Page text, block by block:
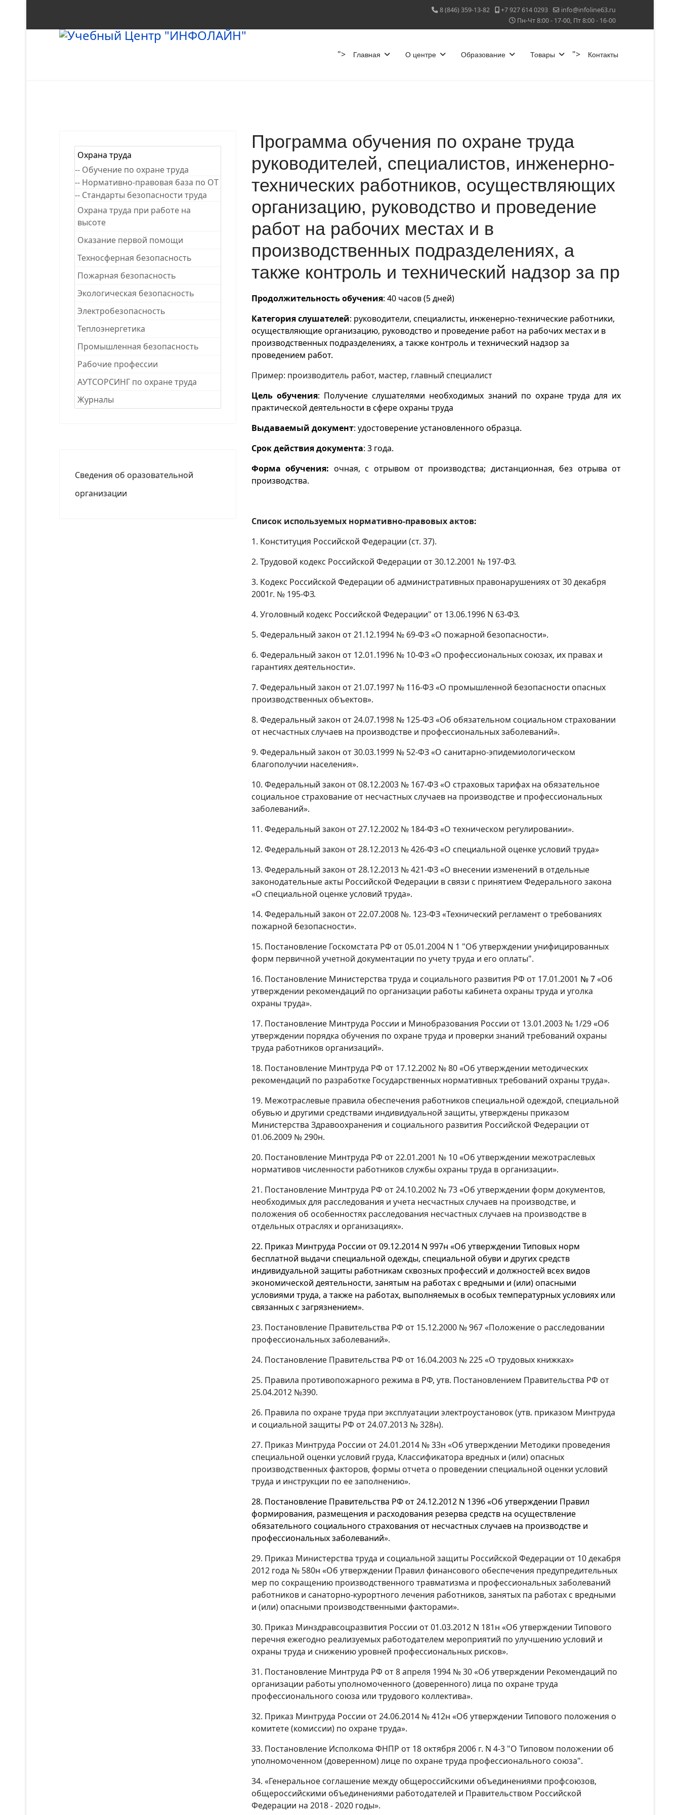
8 (846) 359-13-82 +7 927 614 0293
info@infoline63.ru
Пн-Чт 8:00 - 17-00, Пт 8:00 - 16-00
"> Главная О центре Образование Товары "> Контакты
Охрана труда
-- Обучение по охране труда
-- Нормативно-правовая база по ОТ
-- Стандарты безопасности труда
Охрана труда при работе на
высоте
Оказание первой помощи
Техносферная безопасность
Пожарная безопасность
Экологическая безопасность
Электробезопасность
Теплоэнергетика
Промышленная безопасность
Рабочие професcии
АУТСОРСИНГ по охране труда
Журналы
Сведения об оразовательной
организации
Программа обучения по охране труда
руководителей, специалистов, инженерно-
технических работников, осуществляющих
организацию, руководство и проведение
работ на рабочих местах и в
производственных подразделениях, а
также контроль и технический надзор за пр
Продолжительность обучения: 40 часов (5дней)
Категория слушателей: руководители, специалисты, инженерно-технические работники,
осуществляющиеорганизацию, руководство и проведение работ на рабочих местах и в
производственных подразделениях, а также контроль и технический надзор за
проведением работ.
Пример: производитель работ, мастер, главный специалист
Цель обучения: Получение слушателями необходимых знаний по охране труда для их
практической деятельности в сфере охраны труда
Выдаваемый документ: удостоверение установленного образца.
Срок действия документа: 3 года.
Форма обучения: очная, с отрывом от производства; дистанционная, без отрыва от
производства.
Список используемых нормативно-правовых актов:
1. Конституция Российской Федерации (ст. 37).
2. Трудовой кодекс Российской Федерации от 30.12.2001 № 197-ФЗ.
3. Кодекс Российской Федерации об административных правонарушениях от 30 декабря
2001г. № 195-ФЗ.
4. Уголовный кодекс Российской Федерации" от 13.06.1996 N 63-ФЗ.
5. Федеральный закон от 21.12.1994 № 69-ФЗ «О пожарной безопасности».
6. Федеральный закон от 12.01.1996 № 10-ФЗ «О профессиональных союзах, их правах и
гарантиях деятельности».
7. Федеральный закон от 21.07.1997 № 116-ФЗ «О промышленной безопасности опасных
производственных объектов».
8. Федеральный закон от 24.07.1998 № 125-ФЗ «Об обязательном социальном страховании
от несчастных случаев на производстве и профессиональных заболеваний».
9. Федеральный закон от 30.03.1999 № 52-ФЗ «О санитарно-эпидемиологическом
благополучии населения».
10. Федеральный закон от 08.12.2003 № 167-ФЗ «О страховых тарифах на обязательное
социальное страхование от несчастных случаев на производстве и профессиональных
заболеваний».
11. Федеральный закон от 27.12.2002 № 184-ФЗ «О техническом регулировании».
12. Федеральный закон от 28.12.2013 № 426-ФЗ «О специальной оценке условий труда»
13. Федеральный закон от 28.12.2013 № 421-ФЗ «О внесении изменений в отдельные
законодательные акты Российской Федерации в связи с принятием Федерального закона
«О специальной оценке условий труда».
14. Федеральный закон от 22.07.2008 №. 123-ФЗ «Технический регламент о требованиях
пожарной безопасности».
15. Постановление Госкомстата РФ от 05.01.2004 N 1 "Об утверждении унифицированных
форм первичной учетной документации по учету труда и его оплаты".
16. Постановление Министерства труда и социального развития РФ от 17.01.2001 №7«Об
утверждении рекомендаций по организации работы кабинета охраны труда и уголка
охраны труда».
17. Постановление Минтруда России и Минобразования России от 13.01.2003 № 1/29 «Об
утверждении порядка обучения по охране труда и проверки знаний требований охраны
труда работников организаций».
18. Постановление Минтруда РФ от 17.12.2002 № 80 «Об утверждении методических
рекомендаций по разработке Государственных нормативных требований охраны труда».
19. Межотраслевые правила обеспечения работников специальной одеждой, специальной
обувью и другими средствами индивидуальной защиты, утверждены приказом
Министерства Здравоохранения и социального развития Российской Федерации от
01.06.2009 № 290н.
20. Постановление Минтруда РФ от 22.01.2001 № 10 «Об утверждении межотраслевых
нормативов численности работников службы охраны труда в организации».
21. Постановление Минтруда РФ от 24.10.2002 № 73 «Об утверждении форм документов,
необходимых для расследования и учета несчастных случаев на производстве, и
положения об особенностях расследования несчастных случаев на производстве в
отдельных отраслях и организациях».
22. Приказ Минтруда России от 09.12.2014 N 997н «Об утверждении Типовых норм
бесплатной выдачи специальной одежды, специальной обуви и других средств
индивидуальной защиты работникам сквозных профессий и должностей всех видов
экономической деятельности, занятым на работах с вредными и (или) опасными
условиями труда, а также на работах, выполняемых в особых температурных условиях или
связанных с загрязнением».
23. Постановление Правительства РФ от 15.12.2000 № 967 «Положение о расследовании
профессиональных заболеваний».
24. Постановление Правительства РФ от 16.04.2003 № 225 «О трудовых книжках»
25. Правила противопожарного режима в РФ, утв. Постановлением Правительства РФ от
25.04.2012 №390.
26. Правила по охране труда при эксплуатации электроустановок (утв. приказом Минтруда
и социальной защиты РФ от 24.07.2013 № 328н).
27. Приказ Минтруда России от 24.01.2014 № 33н «Об утверждении Методики проведения
специальной оценки условий груда, Классификатора вредных и (или) опасных
производственных факторов, формы отчета о проведении специальной оценки условий
труда и инструкции по ее заполнению».
28. Постановление Правительства РФ от 24.12.2012 N 1396 «Об утверждении Правил
формирования, размещения и расходования резерва средств на осуществление
обязательного социального страхования от несчастных случаев на производстве и
профессиональных заболеваний».
29. Приказ Министерства труда и социальной защиты Российской Федерации от 10 декабря
2012 года № 580н «Об утверждении Правил финансового обеспечения предупредительных
мер по сокращению производственного травматизма и профессиональных заболеваний
работников и санаторно-курортного лечения работников, занятых па работах с вредными
и (или) опасными производственными факторами».
30. Приказ Минздравсоцразвития России от 01.03.2012 N 181н «Об утверждении Типового
перечня ежегодно реализуемых работодателем мероприятий по улучшению условий и
охраны труда и снижению уровней профессиональных рисков».
31. Постановление Минтруда РФ от 8 апреля 1994 № 30 «Об утверждении Рекомендаций по
организации работы уполномоченного (доверенного) лица по охране труда
профессионального союза или трудового коллектива».
32. Приказ Минтруда России от 24.06.2014 № 412н «Об утверждении Типового положения о
комитете (комиссии) по охране труда».
33. Постановление Исполкома ФНПР от 18 октября 2006 г. N 4-3 "О Типовом положении об
уполномоченном (доверенном) лице по охране труда профессионального союза".
34. «Генеральное соглашение между общероссийскими объединениями профсоюзов,
общероссийскими объединениями работодателей и Правительством Российской
Федерации на 2018 - 2020 годы».